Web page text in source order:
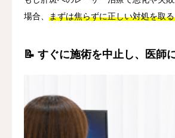
場合、 まずは焦らずに正しい対処を取
📝 すぐに施術を中止し、医師